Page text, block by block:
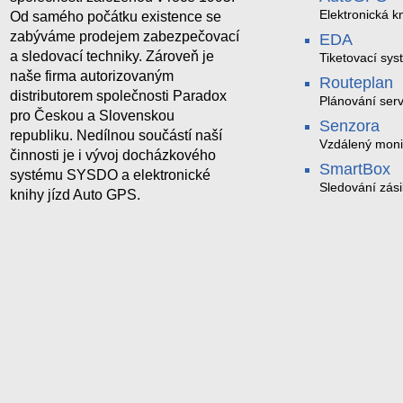
Od samého počátku existence se
zabýváme prodejem zabezpečovací
a sledovací techniky. Zároveň je
naše firma autorizovaným
distributorem společnosti Paradox
pro Českou a Slovenskou
republiku. Nedílnou součástí naší
činnosti je i vývoj docházkového
systému SYSDO a elektronické
knihy jízd Auto GPS.
Elektronická
EDA
Tiketovací
Routeplan
Plánování
Senzora
Vzdálený
SmartBox
Sledování